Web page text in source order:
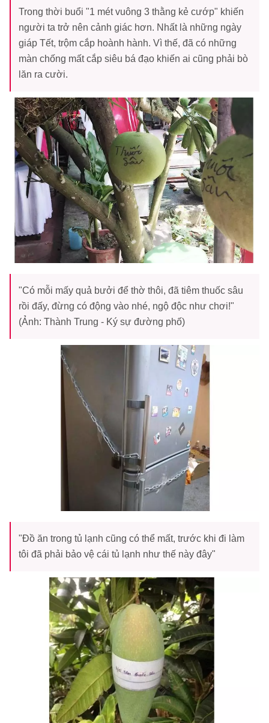
Trong thời buổi "1 mét vuông 3 thằng kẻ cướp" khiến
người ta trở nên cảnh giác hơn. Nhất là những ngày
giáp Tết, trộm cắp hoành hành. Vì thế, đã có những
màn chống mất cắp siêu bá đạo khiến ai cũng phải bò
lăn ra cười.
"Có mỗi mấy quả bưởi để thờ thôi, đã tiêm thuốc sâu
rồi đấy, đừng có động vào nhé, ngộ độc như chơi!"
(Ảnh: Thành Trung - Ký sự đường phố)
"Đồ ăn trong tủ lạnh cũng có thể mất, trước khi đi làm
tôi đã phải bảo vệ cái tủ lạnh như thế này đây"